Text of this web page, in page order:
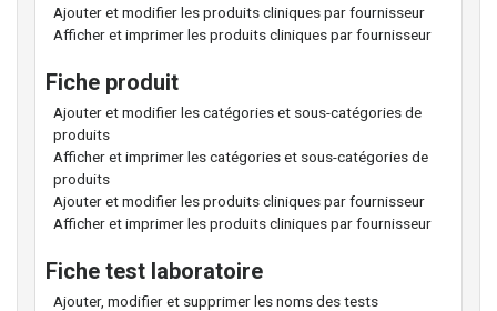
Ajouter et modifier les produits cliniques par fournisseur
Afficher et imprimer les produits cliniques par fournisseur
Fiche produit
Ajouter et modifier les catégories et sous-catégories de
produits
Afficher et imprimer les catégories et sous-catégories de
produits
Ajouter et modifier les produits cliniques par fournisseur
Afficher et imprimer les produits cliniques par fournisseur
Fiche test laboratoire
Ajouter, modifier et supprimer les noms des tests